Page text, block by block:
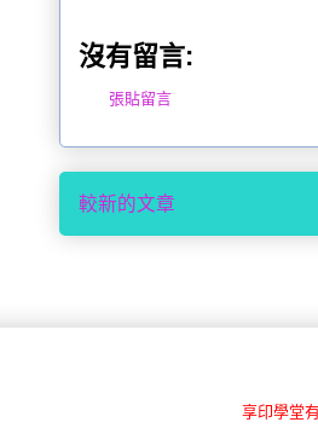
沒有留言:
張貼留言
較新的文章
享印學堂